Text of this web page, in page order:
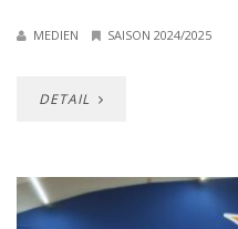
MEDIEN SAISON 2024/2025
DETAIL